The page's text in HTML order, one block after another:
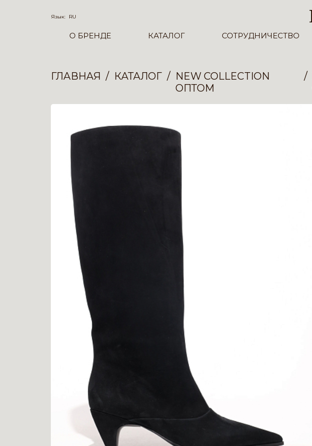
Язык: RU
О БРЕНДЕ КАТАЛОГ СОТРУДНИЧЕСТВО
ГЛАВНАЯ КАТАЛОГ
NEW COLLECTION
ОПТОМ